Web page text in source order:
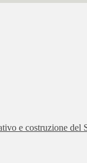
e costruzione